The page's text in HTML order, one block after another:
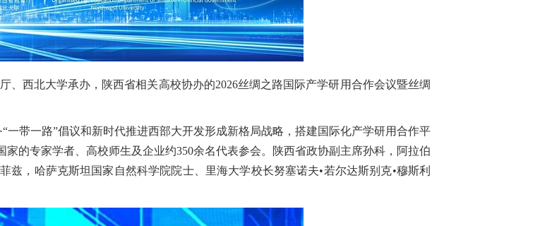
、西北大学承办，陕西省相关高校协办的2026丝绸之路国际产学研用合作会议暨丝绸
一带一路”倡议和新时代推进西部大开发形成新格局战略，搭建国际化产学研用合作平
的专家学者、高校师生及企业约350余名代表参会。陕西省政协副主席孙科，阿拉伯
兹，哈萨克斯坦国家自然科学院院士、里海大学校长努塞诺夫•若尔达斯别克•穆斯利